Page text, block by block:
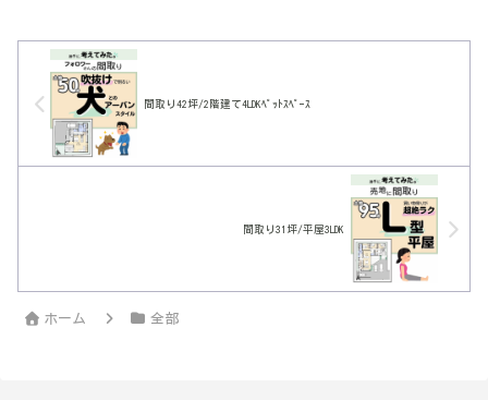
間取り42坪/2階建て4LDKﾍﾟｯﾄｽﾍﾟｰｽ
間取り31坪/平屋3LDK
ホーム 全部